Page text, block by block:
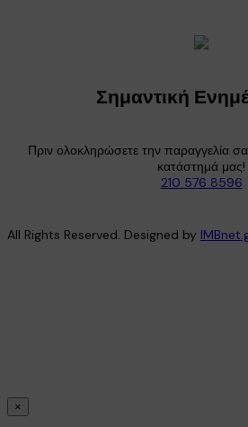
Σημαντική
Πριν ολοκληρώσετε την παραγγελία
κατάστημά μας!
210 576 8596
All Rights Reserved. Designed by
×